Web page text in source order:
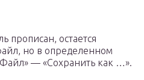
прописан, остается
но в определенном
— «Сохранить как …».